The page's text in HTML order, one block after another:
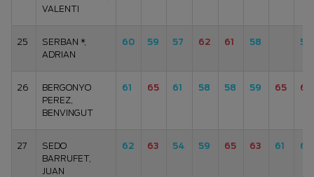
VALENTI
25
SERBAN *,
ADRIAN
60 59 57 62 61 58 59
26
BERGONYO
PEREZ,
BENVINGUT
61 65 61 58 58 59 65 61
27
SEDO
BARRUFET,
JUAN
62 63 54 59 65 63 61 60